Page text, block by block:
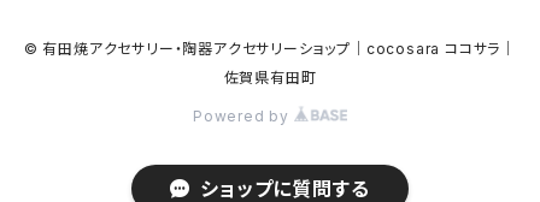
ハロウィン
カメラ
カメラ
ラッコ
© 有田焼アクセサリー・陶器アクセサリーショップ｜cocosara ココサラ｜
佐賀県有田町
Powered by
ショップに質問する